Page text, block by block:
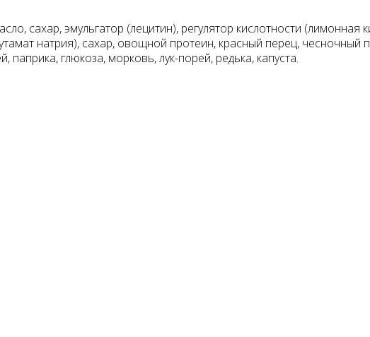
сахар, эмульгатор (лецитин), регулятор кислотности (лимонная
натрия), сахар, овощной протеин, красный перец, чесночный
глюкоза, морковь, лук-порей, редька, капуста.